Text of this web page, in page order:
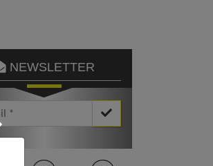
NEWSLETTER
*